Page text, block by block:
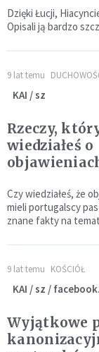
Dzięki Łucji,
Opisali ją bardzo
9 lat temu
KAI / sz
Rzeczy,
wiedziałeś o
Czy wiedziałeś, że
mieli portugalscy
znane fakty na
9 lat temu KOŚCIÓŁ
KAI / sz /
Wyjątkowe